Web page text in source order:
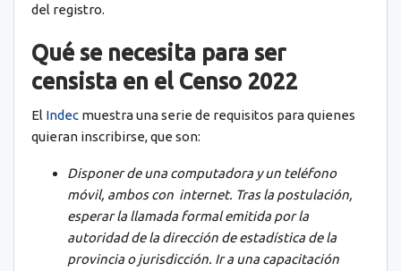
del registro.
Qué se necesita para ser
censista en el Censo 2022
El Indec muestra una serie de requisitos para quienes
quieran inscribirse, que son:
Disponer de una computadora y un teléfono
móvil, ambos con internet. Tras la postulación,
esperar la llamada formal emitida por la
autoridad de la dirección de estadística de la
provincia o jurisdicción. Ir a una capacitación